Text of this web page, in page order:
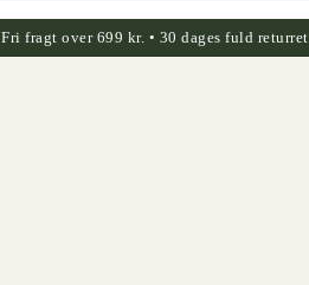
Fri fragt over 699 kr. • 30 dages fuld returret